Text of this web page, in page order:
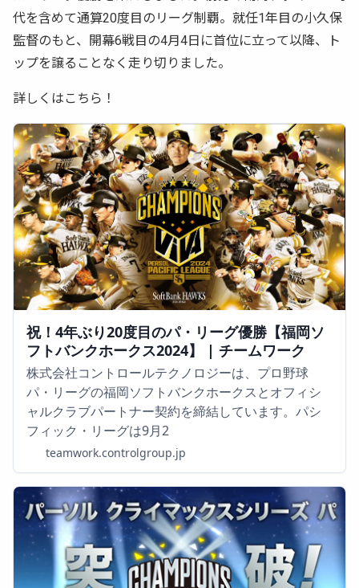
代を含めて通算20度目のリーグ制覇。就任1年目の小久保
監督のもと、開幕6戦目の4月4日に首位に立って以降、ト
ップを譲ることなく走り切りました。
詳しくはこちら！
祝！4年ぶり20度目のパ・リーグ優勝【福岡ソ
フトバンクホークス2024】 | チームワーク
株式会社コントロールテクノロジーは、プロ野球
パ・リーグの福岡ソフトバンクホークスとオフィシ
ャルクラブパートナー契約を締結しています。パシ
フィック・リーグは9月2
teamwork.controlgroup.jp